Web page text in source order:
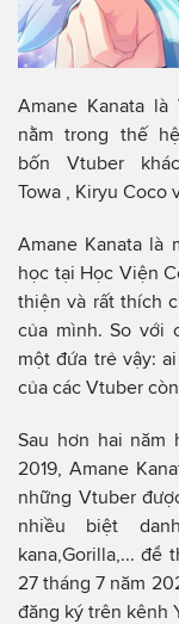
Amane Kanata
nằm trong thế
bốn Vtuber
Towa , Kiryu Coco
Amane Kanata là
học tại Học Viện
thiện và rất thích
của mình. So với
một đứa trẻ vậy:
của các Vtuber
Sau hơn hai năm
2019, Amane
những Vtuber
nhiều biệt
kana,Gorilla,... để
27 tháng 7 năm
đăng ký trên kênh